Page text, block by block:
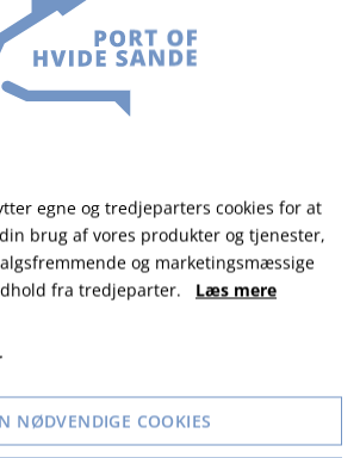
har haft mere end 6 millioner
en verdensomsejling
stor betydning inden for maritim
Skibet tilbyder
dets konstruktion og
16. århundrede. Besøgende
udstillinger og guidede
egne og tredjeparters cookies for at
brug af vores produkter og tjenester,
og marketingsmæssige
fra tredjeparter. Læs mere
NØDVENDIGE COOKIES